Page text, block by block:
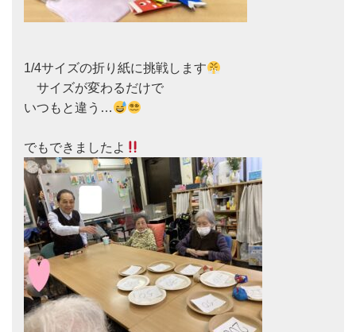
1/4サイズの折り紙に挑戦します
サイズが変わるだけで
いつもと違う…
でもできましたよ